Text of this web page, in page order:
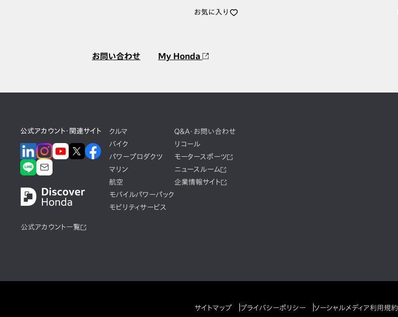
お気に入り
お問い合わせ My Honda
公式アカウント・関連サイト
公式アカウント一覧
クルマ
バイク
パワープロダクツ
マリン
航空
モバイルパワーパック
モビリティサービス
Q&A・お問い合わせ
リコール
モータースポーツ
ニュースルーム
企業情報サイト
サイトマップ プライバシーポリシー ソーシャルメディア利用規約